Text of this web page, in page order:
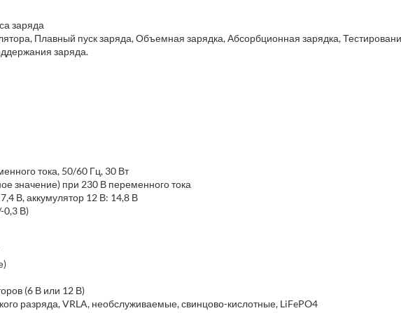
заряда
Плавный пуск заряда, Объемная зарядка, Абсорбционная зарядка,
заряда.
тока, 50/60 Гц, 30 Вт
значение) при 230 В переменного тока
В, аккумулятор 12 В: 14,8 В
0,3 В)
(6 В или 12 В)
разряда, VRLA, необслуживаемые, свинцово-кислотные, LiFePO4